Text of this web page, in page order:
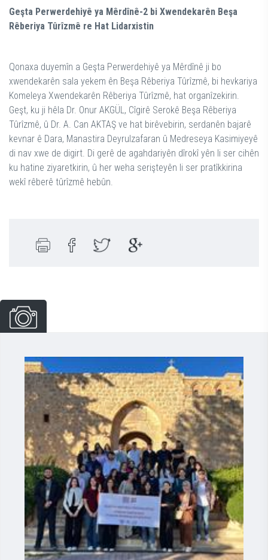
Geşta Perwerdehiyê ya Mêrdînê-2 bi Xwendekarên Beşa
Rêberiya Tûrîzmê re Hat Lidarxistin
Qonaxa duyemîn a Geşta Perwerdehiyê ya Mêrdînê ji bo
xwendekarên sala yekem ên Beşa Rêberiya Tûrîzmê, bi hevkariya
Komeleya Xwendekarên Rêberiya Tûrîzmê, hat organîzekirin.
Geşt, ku ji hêla Dr. Onur AKGÜL, Cîgirê Serokê Beşa Rêberiya
Tûrîzmê, û Dr. A. Can AKTAŞ ve hat birêvebirin, serdanên bajarê
kevnar ê Dara, Manastira Deyrulzafaran û Medreseya Kasimiyeyê
di nav xwe de digirt. Di gerê de agahdariyên dîrokî yên li ser cihên
ku hatine ziyaretkirin, û her weha serişteyên li ser pratîkkirina
wekî rêberê tûrîzmê hebûn.